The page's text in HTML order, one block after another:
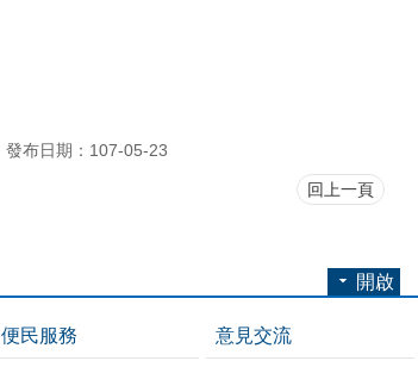
發布日期：107-05-23
回上一頁
開啟
便民服務 意見交流